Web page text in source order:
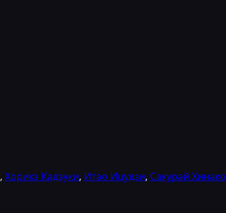
, Хорикэ Кадзуки, Итао Ицудзи, Сакурай Хинако